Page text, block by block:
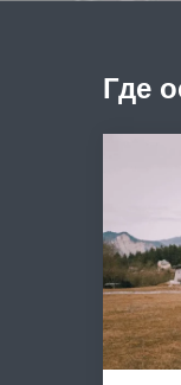
Где